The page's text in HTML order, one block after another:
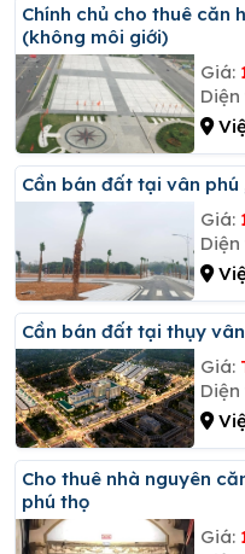
Chính chủ cho thuê căn hộ chung cư mường thanh
(không môi giới)
Giá:
Cần bán đất tại vân
Giá:
Cần bán đất tại thụy
Giá:
Cho thuê nhà nguyên căn tại tt hùng sơn - lâm thao -
phú thọ
Giá: